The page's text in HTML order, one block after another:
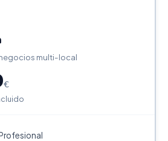
multi-local
€